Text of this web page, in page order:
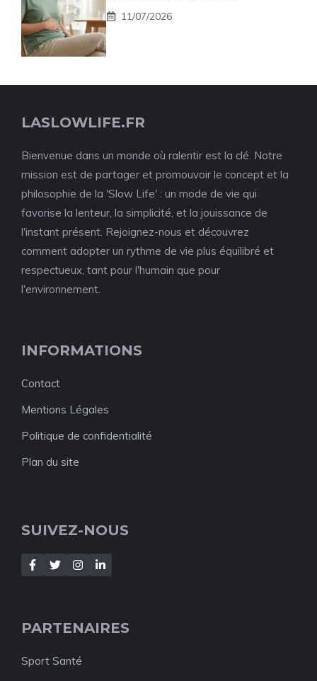
11/07/2026
LASLOWLIFE.FR
Bienvenue dans un monde où ralentir est la clé. Notre
mission est de partager et promouvoir le concept et la
philosophie de la 'Slow Life' : un mode de vie qui
favorise la lenteur, la simplicité, et la jouissance de
l'instant présent. Rejoignez-nous et découvrez
comment adopter un rythme de vie plus équilibré et
respectueux, tant pour l'humain que pour
l'environnement.
INFORMATIONS
Contact
Mentions Légales
Politique de confidentialité
Plan du site
SUIVEZ-NOUS
PARTENAIRES
Sport Santé